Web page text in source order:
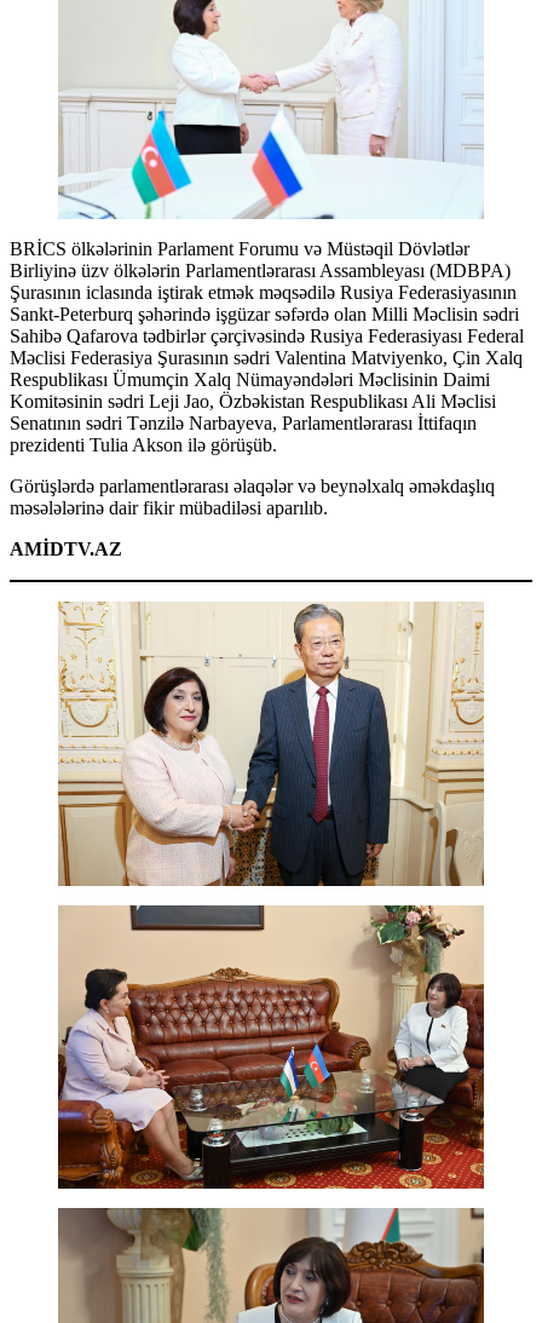
BRİCS ölkələrinin Parlament Forumu və Müstəqil Dövlətlər
Birliyinə üzv ölkələrin Parlamentlərarası Assambleyası (MDBPA)
Şurasının iclasında iştirak etmək məqsədilə Rusiya Federasiyasının
Sankt-Peterburq şəhərində işgüzar səfərdə olan Milli Məclisin sədri
Sahibə Qafarova tədbirlər çərçivəsində Rusiya Federasiyası Federal
Məclisi Federasiya Şurasının sədri Valentina Matviyenko, Çin Xalq
Respublikası Ümumçin Xalq Nümayəndələri Məclisinin Daimi
Komitəsinin sədri Leji Jao, Özbəkistan Respublikası Ali Məclisi
Senatının sədri Tənzilə Narbayeva, Parlamentlərarası İttifaqın
prezidenti Tulia Akson ilə görüşüb.
Görüşlərdə parlamentlərarası əlaqələr və beynəlxalq əməkdaşlıq
məsələlərinə dair fikir mübadiləsi aparılıb.
AMİDTV.AZ